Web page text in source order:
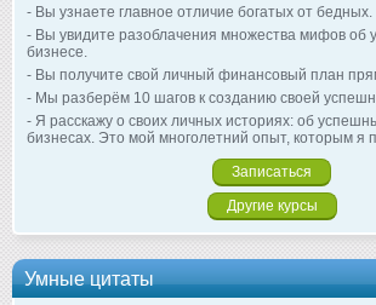
- Вы узнаете главное отличие богатых от бедных.
- Вы увидите разоблачения множества мифов об
бизнесе.
- Вы получите свой личный финансовый план
- Мы разберём 10 шагов к созданию своей
- Я расскажу о своих личных историях: об
бизнесах. Это мой многолетний опыт, которым я
Записаться
Другие курсы
Умные цитаты